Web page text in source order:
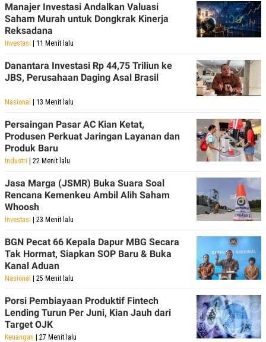
Manajer Investasi Andalkan Valuasi
Saham Murah untuk Dongkrak Kinerja
Reksadana
Investasi | 11 Menit lalu
Danantara Investasi Rp 44,75 Triliun ke
JBS, Perusahaan Daging Asal Brasil
Nasional | 13 Menit lalu
Persaingan Pasar AC Kian Ketat,
Produsen Perkuat Jaringan Layanan dan
Produk Baru
Industri | 22 Menit lalu
Jasa Marga (JSMR) Buka Suara Soal
Rencana Kemenkeu Ambil Alih Saham
Whoosh
Investasi | 23 Menit lalu
BGN Pecat 66 Kepala Dapur MBG Secara
Tak Hormat, Siapkan SOP Baru & Buka
Kanal Aduan
Nasional | 25 Menit lalu
Porsi Pembiayaan Produktif Fintech
Lending Turun Per Juni, Kian Jauh dari
Target OJK
Keuangan | 27 Menit lalu